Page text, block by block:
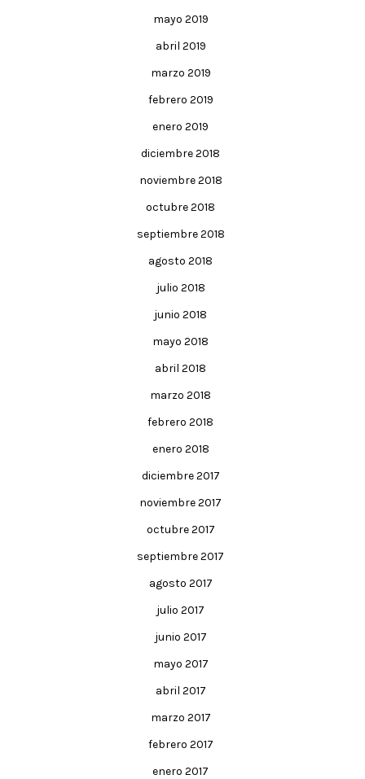
mayo 2019
abril 2019
marzo 2019
febrero 2019
enero 2019
diciembre 2018
noviembre 2018
octubre 2018
septiembre 2018
agosto 2018
julio 2018
junio 2018
mayo 2018
abril 2018
marzo 2018
febrero 2018
enero 2018
diciembre 2017
noviembre 2017
octubre 2017
septiembre 2017
agosto 2017
julio 2017
junio 2017
mayo 2017
abril 2017
marzo 2017
febrero 2017
enero 2017